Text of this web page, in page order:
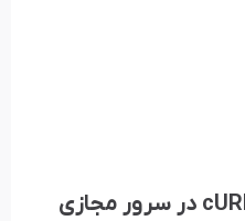
آموزش دانلود فایل با cURL در سرور مجازی